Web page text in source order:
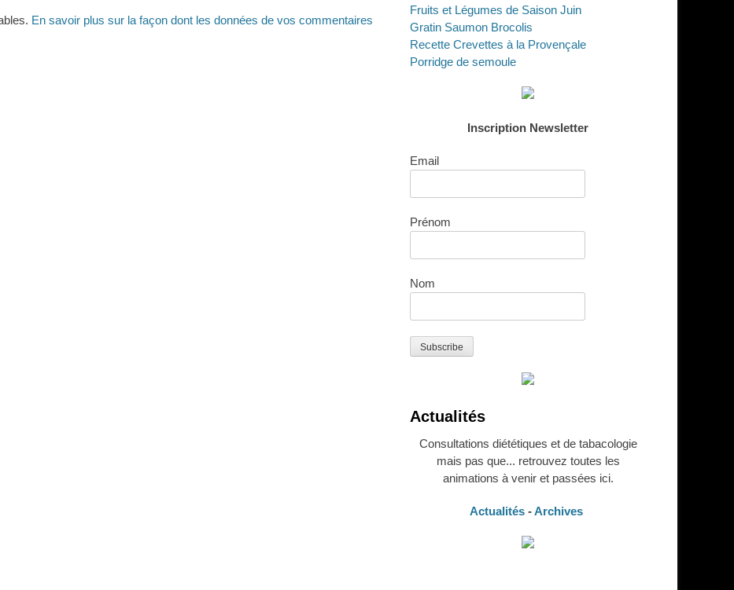
En savoir plus sur la façon dont les données de vos commentaires
Fruits et Légumes de Saison Juin
Gratin Saumon Brocolis
Recette Crevettes à la Provençale
Porridge de semoule
Inscription Newsletter
Email
Prénom
Nom
Actualités
Consultations diététiques et de tabacologie
mais pas que... retrouvez toutes les
animations à venir et passées ici.
Actualités -Archives